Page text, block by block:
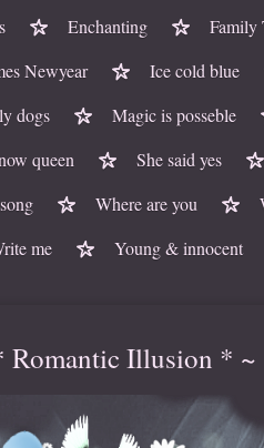
Enchanting Family
Newyear Ice cold blue
dogs Magic is posseble
queen She said yes
Where are you
me
Young & innocent
Romantic Illusion * ~